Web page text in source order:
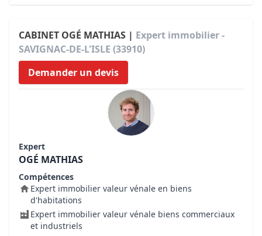
CABINET OGÉ MATHIAS | Expert immobilier -
SAVIGNAC-DE-L'ISLE (33910)
Demander un devis
Expert
OGÉ MATHIAS
Compétences
Expert immobilier valeur vénale en biens
d'habitations
Expert immobilier valeur vénale biens commerciaux
et industriels